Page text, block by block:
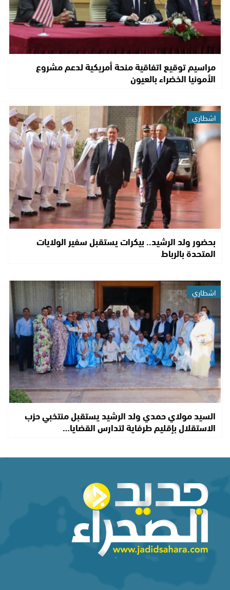
مراسيم توقيع اتفاقية منحة أمريكية لدعم مشروع
الأمونيا الخضراء بالعيون
اشطاري
بحضور ولد الرشيد.. بيكرات يستقبل سفير الولايات
المتحدة بالرباط
اشطاري
السيد مولاي حمدي ولد الرشيد يستقبل منتخبي حزب
الاستقلال بإقليم طرفاية لتدارس القضايا…